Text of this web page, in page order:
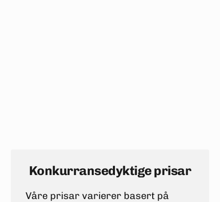
Konkurransedyktige prisar
Våre prisar varierer basert på